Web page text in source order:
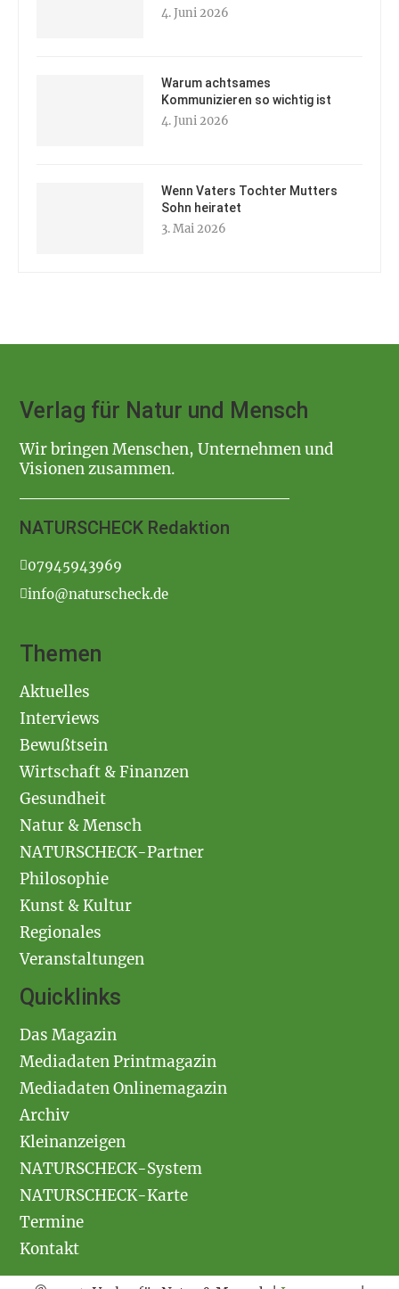
4. Juni 2026
Warum achtsames
Kommunizieren so wichtig ist
4. Juni 2026
Wenn Vaters Tochter Mutters
Sohn heiratet
3. Mai 2026
Verlag für Natur und Mensch
Wir bringen Menschen, Unternehmen und
Visionen zusammen.
NATURSCHECK Redaktion
07945943969
info@naturscheck.de
Themen
Aktuelles
Interviews
Bewußtsein
Wirtschaft & Finanzen
Gesundheit
Natur & Mensch
NATURSCHECK-Partner
Philosophie
Kunst & Kultur
Regionales
Veranstaltungen
Quicklinks
Das Magazin
Mediadaten Printmagazin
Mediadaten Onlinemagazin
Archiv
Kleinanzeigen
NATURSCHECK-System
NATURSCHECK-Karte
Termine
Kontakt